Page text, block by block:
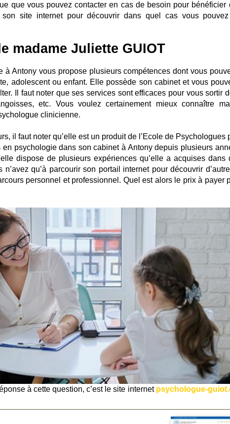
que vous pouvez contacter en cas de besoin pour bénéficier
site internet pour découvrir dans quel cas vous
madame Juliette GUIOT
à Antony vous propose plusieurs compétences dont vous
adolescent ou enfant. Elle possède son cabinet et vous
Il faut noter que ses services sont efficaces pour vous sortir
etc. Vous voulez certainement mieux connaître
clinicienne.
il faut noter qu’elle est un produit de l’Ecole de Psychologues
en psychologie dans son cabinet à Antony depuis plusieurs
dispose de plusieurs expériences qu’elle a acquises dans
qu’à parcourir son portail internet pour découvrir
personnel et professionnel. Quel est alors le prix à payer
à cette question, c’est le site internet psychologue-